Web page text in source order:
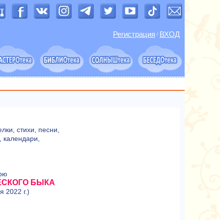
Регистрация / ВХОД
стихи, песни,
календари,
БЫКА
2022 г.)